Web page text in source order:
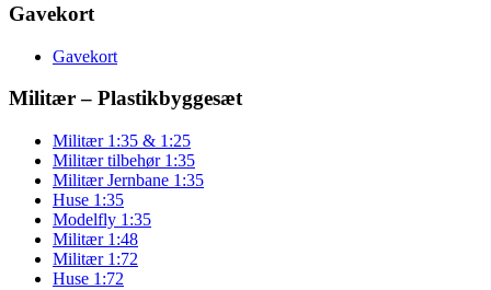
Gavekort
Gavekort
Militær – Plastikbyggesæt
Militær 1:35 & 1:25
Militær tilbehør 1:35
Militær Jernbane 1:35
Huse 1:35
Modelfly 1:35
Militær 1:48
Militær 1:72
Huse 1:72